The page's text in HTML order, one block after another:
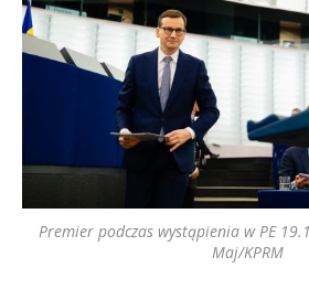
Premier podczas wystąpienia w PE
Maj/KPRM